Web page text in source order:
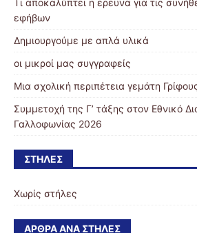
Τι αποκαλύπτει η ερευνα για τις
εφήβων
Δημιουργούμε με απλά υλικά
οι μικροί μας συγγραφείς
Μια σχολική περιπέτεια γεμάτη
Συμμετοχή της Γ’ τάξης στον Εθνικό
Γαλλοφωνίας 2026
ΣΤΉΛΕΣ
Χωρίς στήλες
ΆΡΘΡΑ ΑΝΆ ΣΤΉΛΕΣ